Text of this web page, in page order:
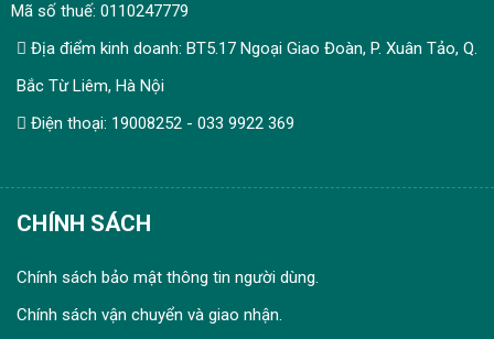
Mã số thuế: 0110247779
Địa điểm kinh doanh: BT5.17 Ngoại Giao Đoàn, P. Xuân Tảo, Q.
Bắc Từ Liêm, Hà Nội
Điện thoại: 19008252 - 033 9922 369
CHÍNH SÁCH
Chính sách bảo mật thông tin người dùng.
Chính sách vận chuyển và giao nhận.